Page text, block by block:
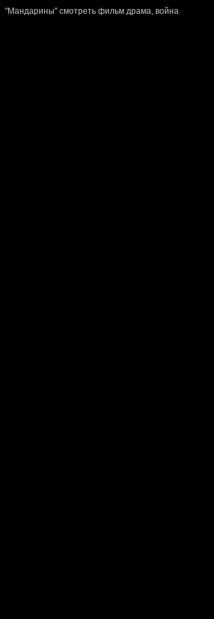
"Мандарины" смотреть фильм драма, война